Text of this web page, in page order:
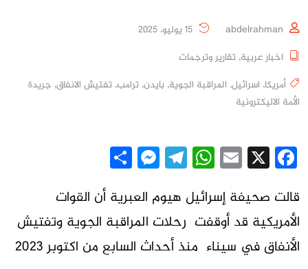
abdelrahman
اخبار عربية, تقارير وترجمات
أمريكا, اسرائيل, المراقبة الجوية, بايدن, ترامب, تفتيش الانفاق, جريدة
الأمة الاليكترونية
Facebook
X
Email
WhatsApp
Telegram
Messenger
قالت صحيفة إسرائيل هيوم العبرية أن القوات
الأمريكية قد أوقفت رحلات المراقبة الجوية وتفتيش
الأنفاق في سيناء منذ أحداث السابع من اكتوبر 2023